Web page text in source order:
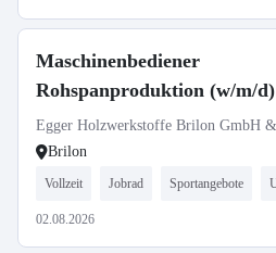
Maschinenbediener
Rohspanproduktion (w/m/d)
Egger Holzwerkstoffe Brilon GmbH
Brilon
Vollzeit Jobrad Sportangebote
02.08.2026